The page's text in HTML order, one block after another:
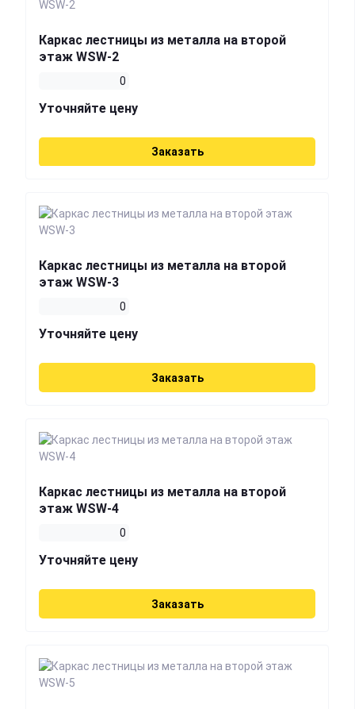
Каркас лестницы из металла на второй
этаж WSW-2
0
Уточняйте цену
Заказать
Каркас лестницы из металла на второй
этаж WSW-3
0
Уточняйте цену
Заказать
Каркас лестницы из металла на второй
этаж WSW-4
0
Уточняйте цену
Заказать